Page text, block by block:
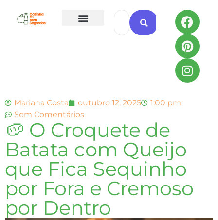
Mariana Costa outubro 12, 2025
1:00 pm
Sem Comentários
🥔 O Croquete de
Batata com Queijo
que Fica Sequinho
por Fora e Cremoso
por Dentro